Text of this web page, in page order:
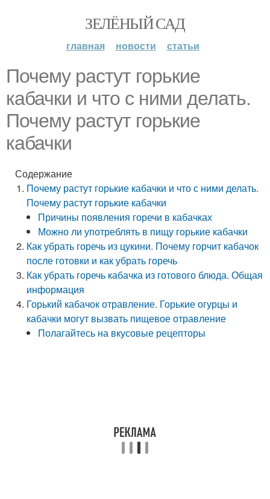
ЗЕЛЁНЫЙ САД
главная новости статьи
Почему растут горькие
кабачки и что с ними делать.
Почему растут горькие
кабачки
Содержание
Почему растут горькие кабачки и что с ними делать.
Почему растут горькие кабачки
Причины появления горечи в кабачках
Можно ли употреблять в пищу горькие кабачки
Как убрать горечь из цукини. Почему горчит кабачок
после готовки и как убрать горечь
Как убрать горечь кабачка из готового блюда. Общая
информация
Горький кабачок отравление. Горькие огурцы и
кабачки могут вызвать пищевое отравление
Полагайтесь на вкусовые рецепторы